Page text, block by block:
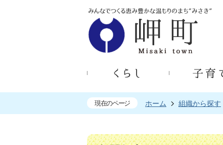
現在のページ ホーム 組織から探す